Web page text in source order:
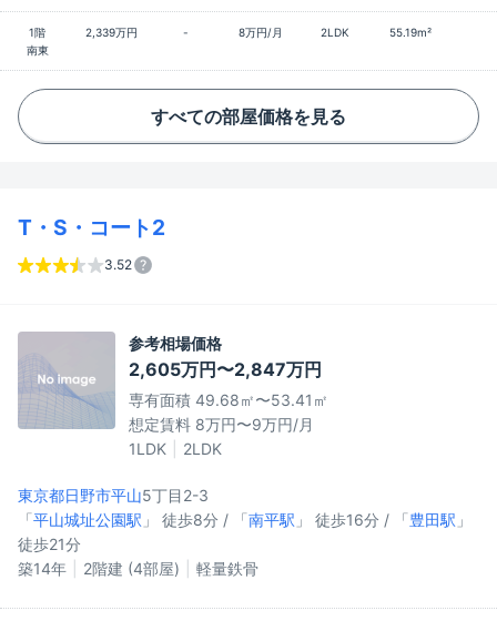
1階 2,339万円 - 8万円/月 2LDK
55.19m²
南東
すべての部屋価格を見る
T・S・コート2
3.52
参考相場価格
2,605万円〜2,847万円
専有面積 49.68㎡〜53.41㎡
想定賃料 8万円〜9万円/月
1LDK
2LDK
東京都日野市平山5丁目2-3
「平山城址公園駅 」 徒歩8分 / 「南平駅 」 徒歩16分 / 「豊田駅 」
徒歩21分
築14年
2階建 (4部屋) 軽量鉄骨